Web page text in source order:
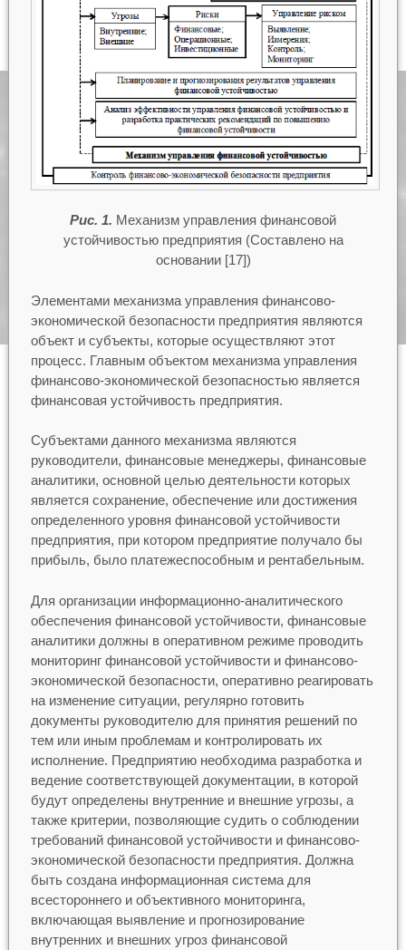
Рис. 1. Механизм управления финансовой
устойчивостью предприятия (Составлено на
основании [17])
Элементами механизма управления финансово-
экономической безопасности предприятия являются
объект и субъекты, которые осуществляют этот
процесс. Главным объектом механизма управления
финансово-экономической безопасностью является
финансовая устойчивость предприятия.
Субъектами данного механизма являются
руководители, финансовые менеджеры, финансовые
аналитики, основной целью деятельности которых
является сохранение, обеспечение или достижения
определенного уровня финансовой устойчивости
предприятия, при котором предприятие получало бы
прибыль, было платежеспособным и рентабельным.
Для организации информационно-аналитического
обеспечения финансовой устойчивости, финансовые
аналитики должны в оперативном режиме проводить
мониторинг финансовой устойчивости и финансово-
экономической безопасности, оперативно реагировать
на изменение ситуации, регулярно готовить
документы руководителю для принятия решений по
тем или иным проблемам и контролировать их
исполнение. Предприятию необходима разработка и
ведение соответствующей документации, в которой
будут определены внутренние и внешние угрозы, а
также критерии, позволяющие судить о соблюдении
требований финансовой устойчивости и финансово-
экономической безопасности предприятия. Должна
быть создана информационная система для
всестороннего и объективного мониторинга,
включающая выявление и прогнозирование
внутренних и внешних угроз финансовой